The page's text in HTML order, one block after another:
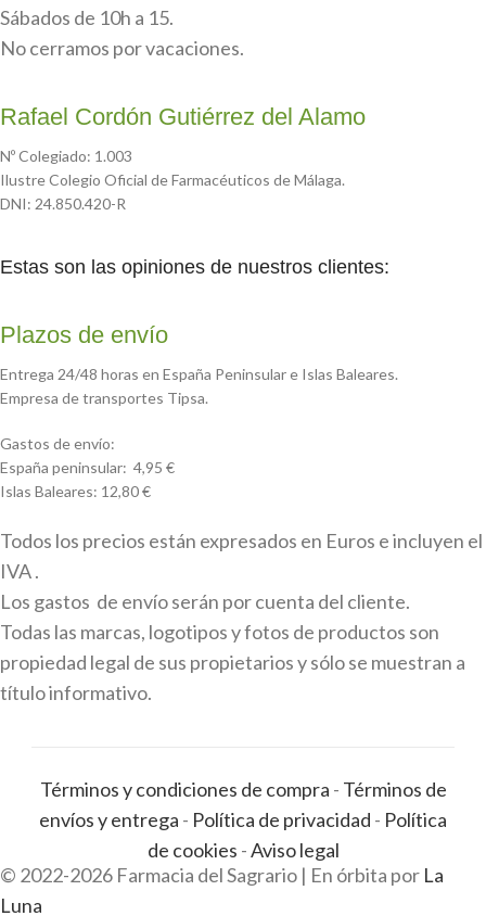
Sábados de 10h a 15.
No cerramos por vacaciones.
Rafael Cordón Gutiérrez del Alamo
Nº Colegiado: 1.003
Ilustre Colegio Oficial de Farmacéuticos de Málaga.
DNI: 24.850.420-R
Estas son las opiniones de nuestros clientes:
Plazos de envío
Entrega 24/48 horas en España Peninsular e Islas Baleares.
Empresa de transportes Tipsa.
Gastos de envío:
España peninsular: 4,95 €
Islas Baleares: 12,80 €
Todos los precios están expresados en Euros e incluyen el
IVA .
Los gastos de envío serán por cuenta del cliente.
Todas las marcas, logotipos y fotos de productos son
propiedad legal de sus propietarios y sólo se muestran a
título informativo.
Términos y condiciones de compra - Términos de
envíos y entrega - Política de privacidad - Política
de cookies -Aviso legal
© 2022-2026 Farmacia del Sagrario | En órbita por La
Luna